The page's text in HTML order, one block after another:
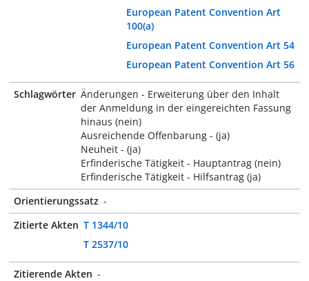
European Patent Convention Art
100(a)
European Patent Convention Art 54
European Patent Convention Art 56
Schlagwörter Änderungen - Erweiterung über den Inhalt
der Anmeldung in der eingereichten Fassung
hinaus (nein)
Ausreichende Offenbarung - (ja)
Neuheit - (ja)
Erfinderische Tätigkeit - Hauptantrag (nein)
Erfinderische Tätigkeit - Hilfsantrag (ja)
Orientierungssatz -
Zitierte Akten T 1344/10
T 2537/10
Zitierende Akten -